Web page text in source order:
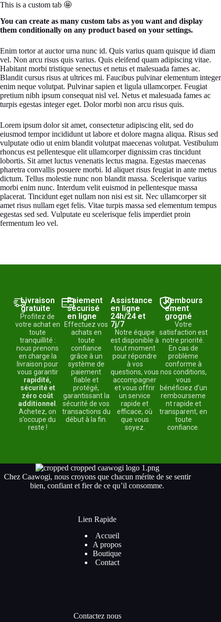
This is a custom tab 🤩
You can create as many custom tabs as you want and display
them conditionally on any product based on your settings.
Enim tortor at auctor urna nunc id. Quis varius quam quisque id diam
vel. Non arcu risus quis varius. Quis eleifend quam adipiscing vitae.
Habitant morbi tristique senectus et netus et malesuada fames ac.
Blandit cursus risus at ultrices mi. Faucibus pulvinar elementum integer
enim neque volutpat. Pulvinar sapien et ligula ullamcorper. Feugiat
pretium nibh ipsum consequat nisl vel. Netus et malesuada fames ac
turpis egestas integer eget. Dolor morbi non arcu risus quis.
Lorem ipsum dolor sit amet, consectetur adipiscing elit, sed do
eiusmod tempor incididunt ut labore et dolore magna aliqua. Risus sed
vulputate odio ut enim blandit volutpat maecenas volutpat. Vestibulum
rhoncus est pellentesque elit ullamcorper dignissim cras tincidunt
lobortis. Sit amet luctus venenatis lectus magna. Egestas maecenas
pharetra convallis posuere morbi. Id aliquet risus feugiat in ante metus
dictum. Tellus molestie nunc non blandit massa. Scelerisque varius
morbi enim nunc. Interdum velit euismod in pellentesque massa
placerat. Tincidunt eget nullam non nisi est sit. Nec ullamcorper sit
amet risus nullam eget felis. Vitae turpis massa sed elementum tempus
egestas sed sed. Vulputate eu scelerisque felis imperdiet proin
fermentum leo vel.
Livraison
gratuite
Profitez de
votre achat en
toute
tranquillité :
nous prenons
en charge la
livraison pour
vous garantir
rapidité,
sécurité et
zéro coût
additionnel .
Achetez, on
s’occupe du
reste !
Paiement
sécurisé
en ligne
Effectuez vos
achats en
toute
confiance
grâce à un
système de
paiement
fiable et
protégé,
garantissant la
sécurité de vos
transactions du
début à la fin.
Assistance
en ligne
24h/24 et
7j/7
Notre équipe
est disponible à
tout moment
pour répondre
à vos
questions, vous
accompagner
et vous offrir
un service
rapide et
efficace, où
que vous
soyez.
Rembours
ement
grogné
Votre
satisfaction est
notre priorité.
En cas de
problème
conforme à
nos conditions,
vous
bénéficiez d’un
rembourseme
nt rapide et
transparent, en
toute
confiance.
Chez Caawogi, nous croyons que chacun mérite de se sentir
bien, confiant et fier de ce qu’il consomme.
Lien Rapide
Accueil
A propos
Boutique
Contact
Contactez nous